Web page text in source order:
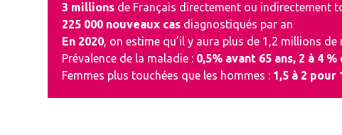
3 millions de Français directement ou indirectement
225 000 nouveaux cas diagnostiqués par an
En 2020, on estime qu’il y aura plus de 1,2 millions
Prévalence de la maladie : 0,5% avant 65 ans, 2 à 4
Femmes plus touchées que les hommes : 1,5 à 2 pour